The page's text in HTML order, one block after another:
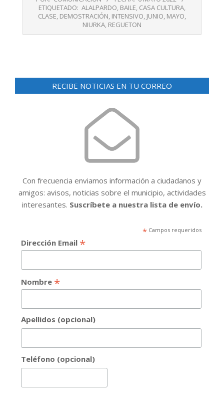
ETIQUETADO: ALALPARDO, BAILE, CASA CULTURA,
CLASE, DEMOSTRACIÓN, INTENSIVO, JUNIO, MAYO,
NIURKA, REGUETON
RECIBE NOTICIAS EN TU CORREO
Con frecuencia enviamos información a ciudadanos y
amigos: avisos, noticias sobre el municipio, actividades
interesantes. Suscríbete a nuestra lista de envío.
*Campos requeridos
Dirección Email *
Nombre *
Apellidos (opcional)
Teléfono (opcional)